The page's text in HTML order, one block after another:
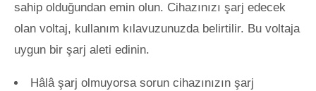
sahip olduğundan emin olun. Cihazınızı şarj edecek
olan voltaj, kullanım kılavuzunuzda belirtilir. Bu voltaja
uygun bir şarj aleti edinin.
Hâlâ şarj olmuyorsa sorun cihazınızın şarj